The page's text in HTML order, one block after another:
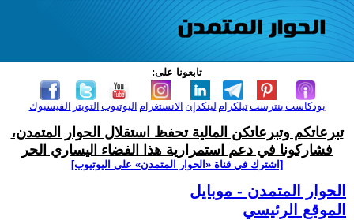
تابعونا على:
الفيسبوك التويتر اليوتيوب الانستغرام لينكدإن تيلكرامبنترست بودكاست
تبرعاتكم وتبرعاتكن المالية تحفظ استقلال الحوار المتمدن،
فشاركونا في دعم استمرارية هذا الفضاء اليساري الحر
[اشترك في قناة ‫«الحوار المتمدن» على اليوتيوب]
الحوار المتمدن - موبايل
الموقع الرئيسي